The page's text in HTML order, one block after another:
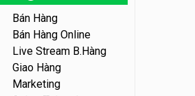
marketing
Công ty
Tuyển nhân viên bán hàng
parttime
GÀ GÔ FASTFOOD
Bán Hàng
Bán Hàng Online
Live Stream B.Hàng
Giao Hàng
Marketing